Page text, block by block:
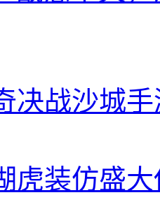
决战沙城
虎装仿盛